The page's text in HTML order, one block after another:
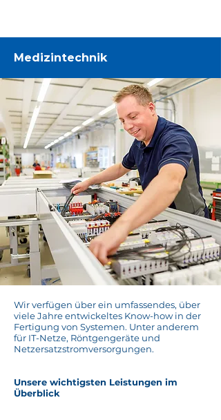
Medizintechnik
Wir verfügen über ein umfassendes, über
viele Jahre entwickeltes Know-how in der
Fertigung von Systemen. Unter anderem
für IT-Netze, Röntgengeräte und
Netzersatzstromversorgungen.​​
Unsere wichtigsten Leistungen im
Überblick